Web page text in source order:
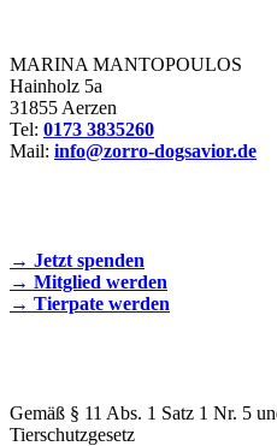
MARINA MANTOPOULOS
Hainholz 5a
31855 Aerzen
Tel: 0173 3835260
Mail: info@zorro-dogsavior.de
→ Jetzt spenden
→ Mitglied werden
→ Tierpate werden
Gemäß § 11 Abs. 1 Satz 1 Nr. 5
Tierschutzgesetz